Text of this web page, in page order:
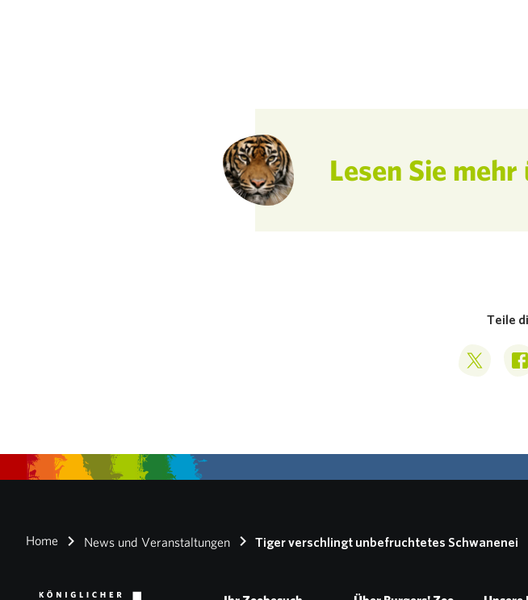
Lesen Sie
Teile
Deel op
Home News und Veranstaltungen Tiger verschlingt unbefruchtetes Schwanenei